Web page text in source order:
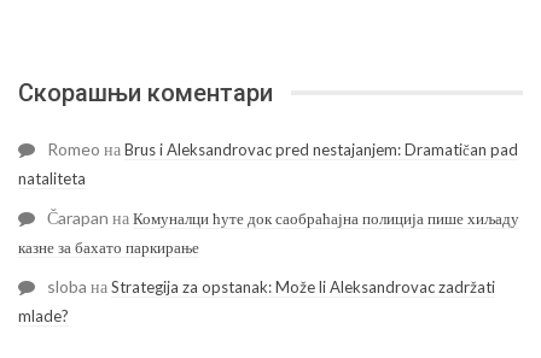
Скорашњи коментари
Romeo наBrus i Aleksandrovac pred nestajanjem: Dramatičan pad
nataliteta
Čarapan наКомуналци ћуте док саобраћајна полиција пише хиљаду
казне за бахато паркирање
sloba наStrategija za opstanak: Može li Aleksandrovac zadržati
mlade?